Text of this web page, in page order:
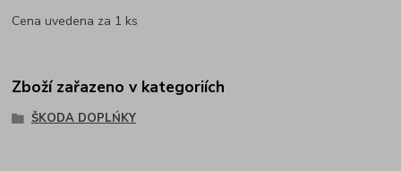
Cena uvedena za 1 ks
Zboží zařazeno v kategoriích
ŠKODA DOPLŃKY